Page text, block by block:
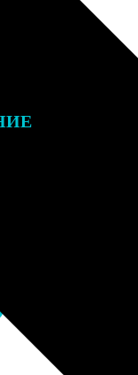
отправим заказ
номером для